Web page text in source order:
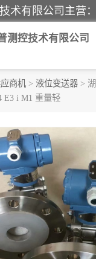
测控技术有限公司
商机 > 液位变送器 >
E3 i M1 重量轻
送器
类
雷达料
变送器 罐旁
温度传
电容